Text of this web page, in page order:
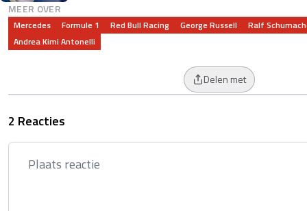
MEER OVER
Mercedes Formule 1 Red Bull Racing George Russell
Ralf
Andrea Kimi Antonelli
Delen met
2 Reacties